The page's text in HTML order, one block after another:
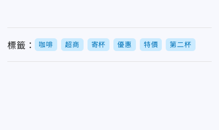
標籤： 咖啡 超商 寄杯 優惠 特價 第二杯